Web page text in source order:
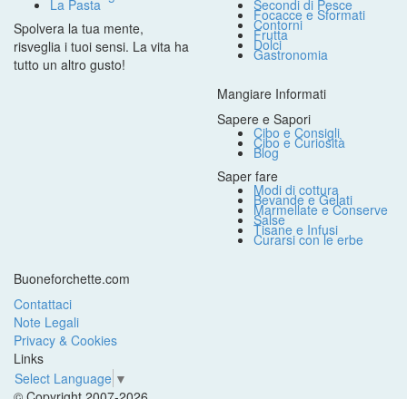
La Pasta
Spolvera la tua mente,
risveglia i tuoi sensi. La vita ha
tutto un altro gusto!
Secondi di Pesce
Focacce e Sformati
Contorni
Frutta
Dolci
Gastronomia
Mangiare Informati
Sapere e Sapori
Cibo e Consigli
Cibo e Curiosità
Blog
Saper fare
Modi di cottura
Bevande e Gelati
Marmellate e Conserve
Salse
Tisane e Infusi
Curarsi con le erbe
Buoneforchette.com
Contattaci
Note Legali
Privacy & Cookies
Links
Select Language ▼